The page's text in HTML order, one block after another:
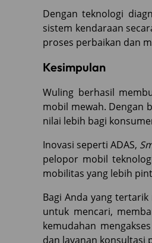
Dengan teknologi
sistem kendaraan
proses perbaikan dan
Kesimpulan
Wuling berhasil
mobil mewah. Dengan
nilai lebih bagi
Inovasi seperti ADAS,
pelopor mobil
mobilitas yang lebih
Bagi Anda yang
untuk mencari,
kemudahan
dan layanan konsultasi